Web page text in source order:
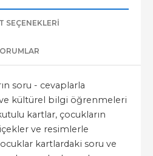
SEÇENEKLERI
soru - cevaplarla
kültürel bilgi öğrenmeleri
kartlar, çocukların
ve resimlerle
kartlardaki soru ve